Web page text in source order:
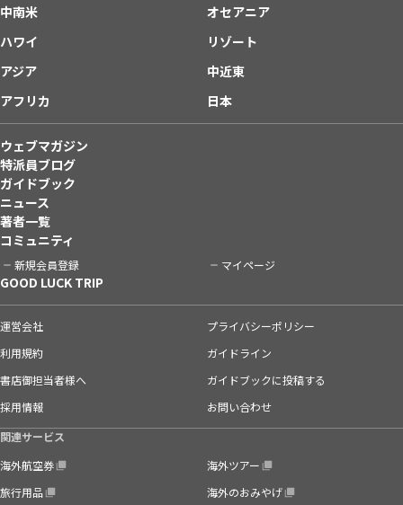
中南米
オセアニア
ハワイ
リゾート
アジア
中近東
アフリカ
日本
ウェブマガジン
特派員ブログ
ガイドブック
ニュース
著者一覧
コミュニティ
新規会員登録 マイページ
GOOD LUCK TRIP
運営会社
プライバシーポリシー
利用規約
ガイドライン
書店御担当者様へ
ガイドブックに投稿する
採用情報
お問い合わせ
関連サービス
海外航空券
海外ツアー
旅行用品
海外のおみやげ